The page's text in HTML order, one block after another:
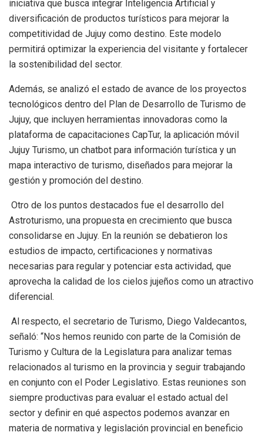
iniciativa que busca integrar Inteligencia Artificial y
diversificación de productos turísticos para mejorar la
competitividad de Jujuy como destino. Este modelo
permitirá optimizar la experiencia del visitante y fortalecer
la sostenibilidad del sector.
Además, se analizó el estado de avance de los proyectos
tecnológicos dentro del Plan de Desarrollo de Turismo de
Jujuy, que incluyen herramientas innovadoras como la
plataforma de capacitaciones CapTur, la aplicación móvil
Jujuy Turismo, un chatbot para información turística y un
mapa interactivo de turismo, diseñados para mejorar la
gestión y promoción del destino.
Otro de los puntos destacados fue el desarrollo del
Astroturismo, una propuesta en crecimiento que busca
consolidarse en Jujuy. En la reunión se debatieron los
estudios de impacto, certificaciones y normativas
necesarias para regular y potenciar esta actividad, que
aprovecha la calidad de los cielos jujeños como un atractivo
diferencial.
Al respecto, el secretario de Turismo, Diego Valdecantos,
señaló: “Nos hemos reunido con parte de la Comisión de
Turismo y Cultura de la Legislatura para analizar temas
relacionados al turismo en la provincia y seguir trabajando
en conjunto con el Poder Legislativo. Estas reuniones son
siempre productivas para evaluar el estado actual del
sector y definir en qué aspectos podemos avanzar en
materia de normativa y legislación provincial en beneficio